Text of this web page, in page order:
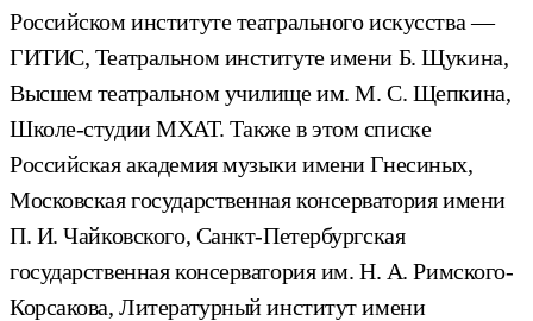
Российском институте театрального искусства —
ГИТИС, Театральном институте имени Б. Щукина,
Высшем театральном училище им. М. С. Щепкина,
Школе-студии МХАТ. Также в этом списке
Российская академия музыки имени Гнесиных,
Московская государственная консерватория имени
П. И. Чайковского, Санкт-Петербургская
государственная консерватория им. Н. А. Римского-
Корсакова, Литературный институт имени